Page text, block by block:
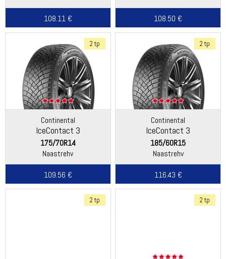
108.11 €
108.50 €
2 tp
Continental
IceContact 3
175/70R14
Naastrehv
109.56 €
2 tp
Continental
IceContact 3
185/60R15
Naastrehv
116.43 €
2 tp 2 tp